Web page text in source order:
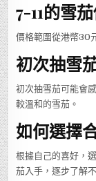
7-11的雪
價格範圍從港幣30
初次抽雪
初次抽雪茄可能會
較溫和的雪茄。
如何選擇
根據自己的喜好，
茄入手，逐步了解